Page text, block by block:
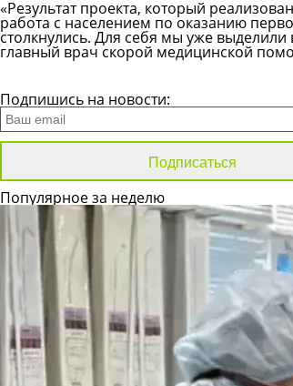
«Результат проекта, который
работа с населением по оказанию
столкнулись. Для себя мы уже
главный врач скорой медицинской
Подпишись на новости:
Популярное за неделю